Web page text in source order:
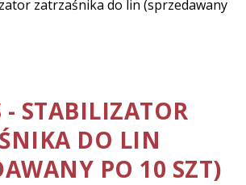
- STABILIZATOR
DO LIN
PO 10 SZT)